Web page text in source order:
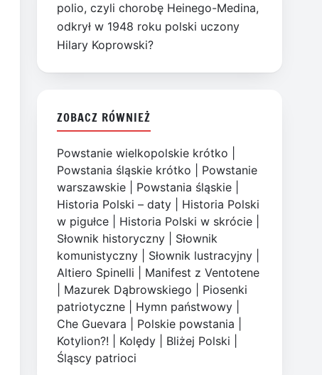
polio, czyli chorobę Heinego-Medina,
odkrył w 1948 roku polski uczony
Hilary Koprowski?
ZOBACZ RÓWNIEŻ
Powstanie wielkopolskie krótko
Powstania śląskie krótko
Powstanie
warszawskie
Powstania śląskie
Historia Polski – daty
Historia Polski
w pigułce
Historia Polski w skrócie
Słownik historyczny
Słownik
komunistyczny
Słownik lustracyjny
Altiero Spinelli
Manifest z Ventotene
Mazurek Dąbrowskiego
Piosenki
patriotyczne
Hymn państwowy
Che Guevara
Polskie powstania
Kotylion?!
Kolędy Bliżej Polski
Śląscy patrioci